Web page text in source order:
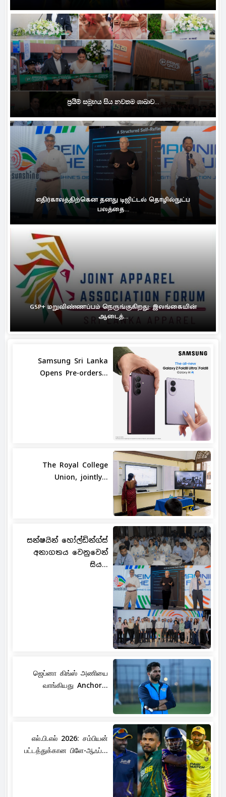
ප්‍රයිම් සමූහය සිය නවතම ශාඛාව...
எதிர்காலத்திற்கென தனது டிஜிட்டல் தொழில்நுட்ப
பலத்தை...
GSP+ மறுவிண்ணப்பம் நெருங்குகிறது: இலங்கையின்
ஆடைத்...
Samsung Sri Lanka
Opens Pre-orders...
The Royal College
Union, jointly...
සන්ෂයින් හෝල්ඩින්ග්ස්
අනාගතය වෙනුවෙන්
සිය...
ஜெப்னா கிங்ஸ் அணியை
வாங்கியது Anchor...
எல்.பி.எல் 2026: சம்பியன்
பட்டத்துக்கான பிளே-ஆஃப்...